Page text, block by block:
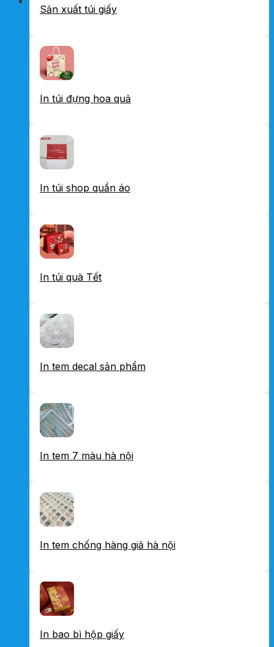
Sản xuất túi giấy
In túi đựng hoa quả
In túi shop quần áo
In túi quà Tết
In tem decal sản phẩm
In tem 7 màu hà nội
In tem chống hàng giả hà nội
In bao bì hộp giấy